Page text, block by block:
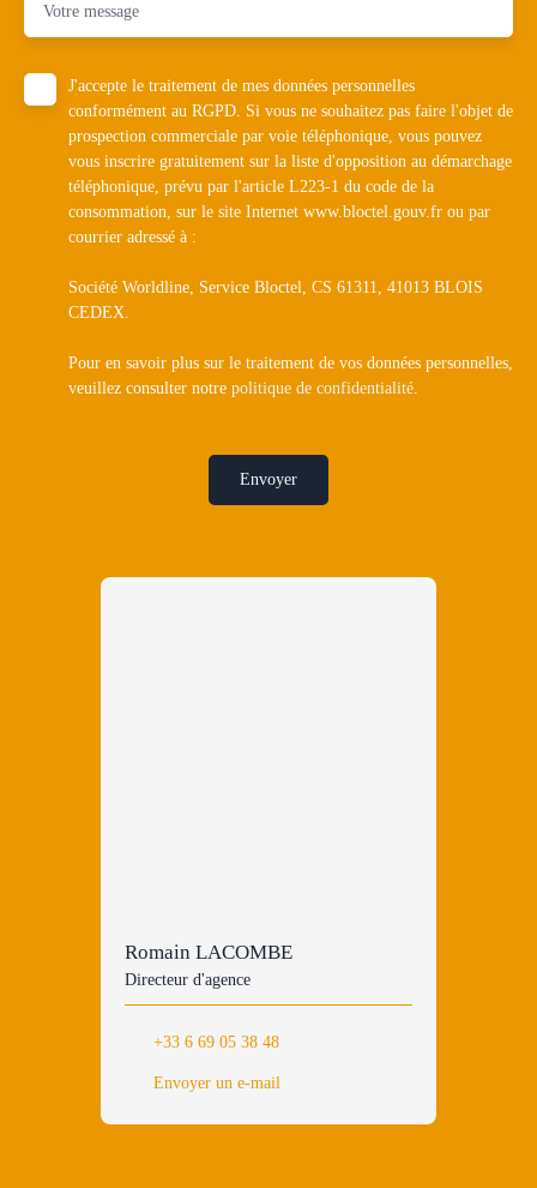
Votre message
J'accepte le traitement de mes données personnelles
conformément au RGPD. Si vous ne souhaitez pas faire l'objet de
prospection commerciale par voie téléphonique, vous pouvez
vous inscrire gratuitement sur la liste d'opposition au démarchage
téléphonique, prévu par l'article L223-1 du code de la
consommation, sur le site Internet www.bloctel.gouv.fr ou par
courrier adressé à :
Société Worldline, Service Bloctel, CS 61311, 41013 BLOIS
CEDEX.
Pour en savoir plus sur le traitement de vos données personnelles,
veuillez consulter notre politique de confidentialité
Envoyer
Romain LACOMBE
Directeur d'agence
+33 6 69 05 38 48
Envoyer un e-mail